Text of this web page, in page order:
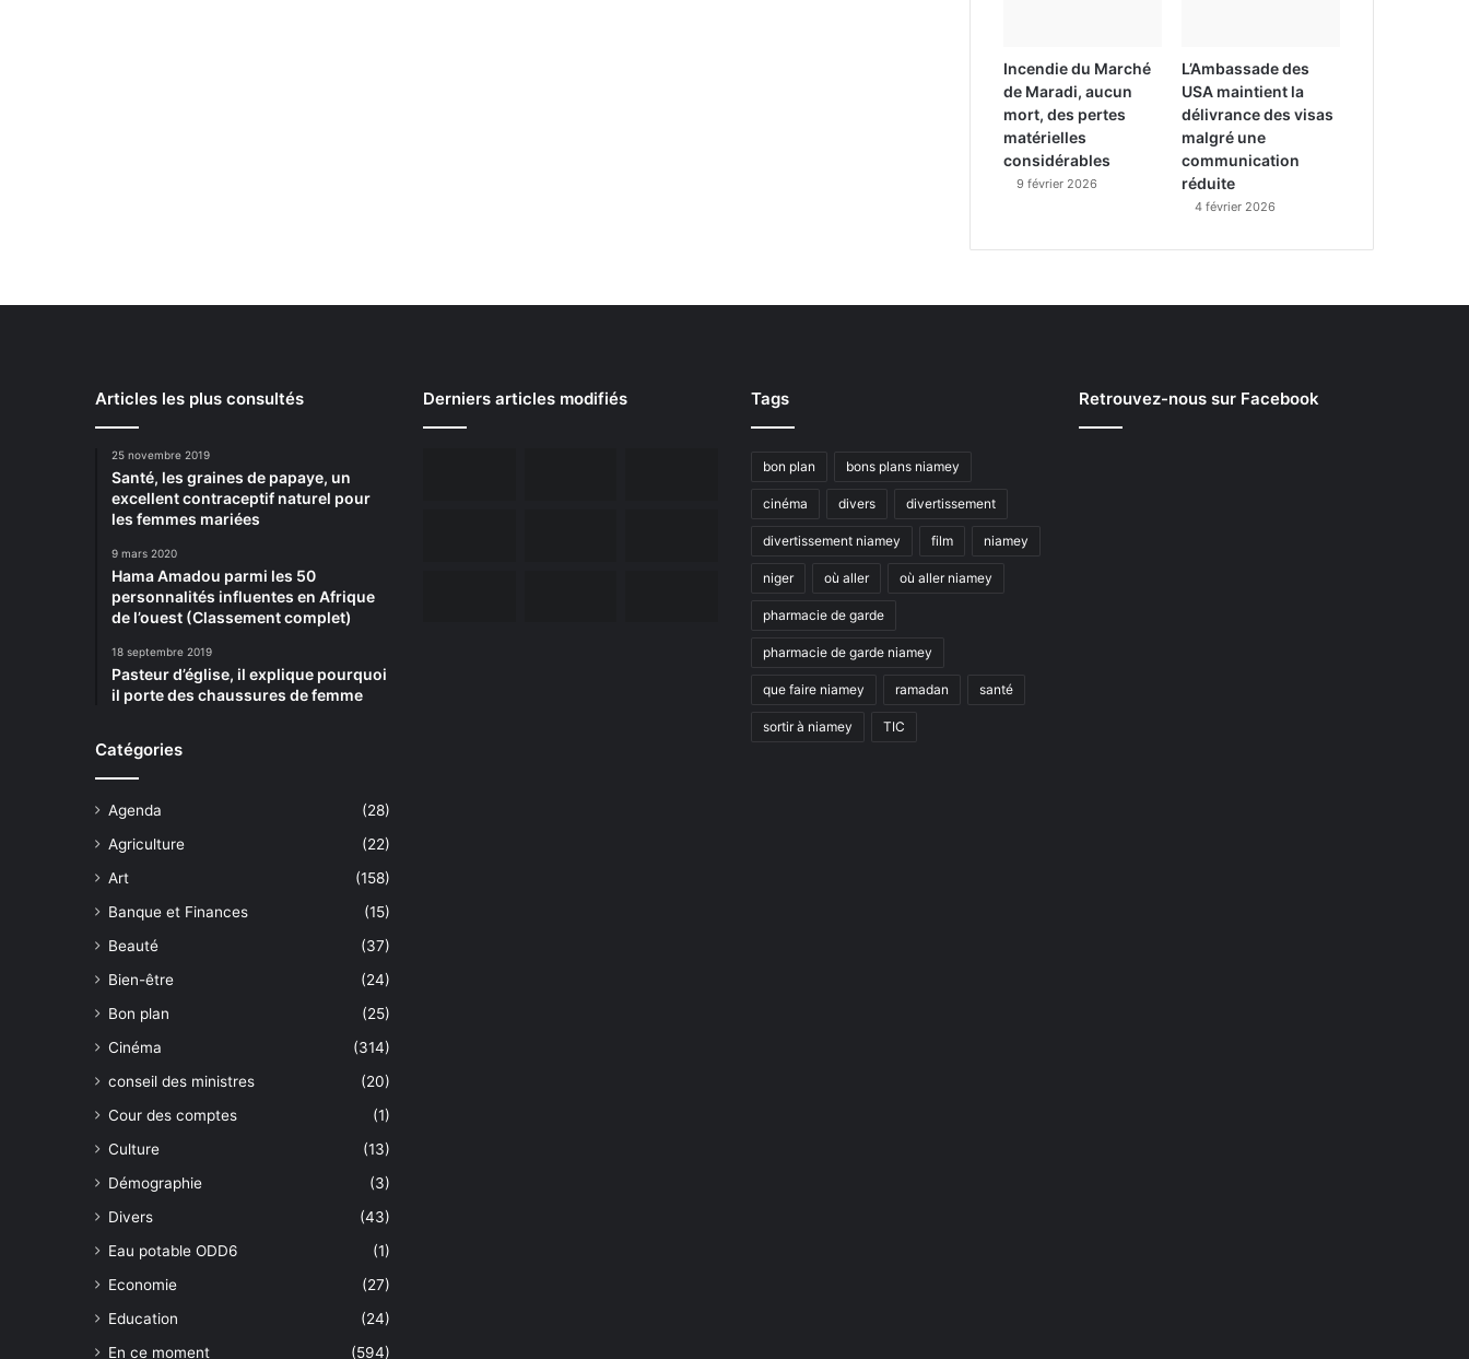
Incendie du Marché
de Maradi, aucun
mort, des pertes
matérielles
considérables
9 février 2026
L’Ambassade des
USA maintient la
délivrance des visas
malgré une
communication
réduite
4 février 2026
Articles les plus consultés
25 novembre 2019
Santé, les graines de papaye, un
excellent contraceptif naturel pour
les femmes mariées
9 mars 2020
Hama Amadou parmi les 50
personnalités influentes en Afrique
de l’ouest (Classement complet)
18 septembre 2019
Pasteur d’église, il explique pourquoi
il porte des chaussures de femme
Catégories
Agenda
(28)
Agriculture
(22)
Art
(158)
Banque et Finances
(15)
Beauté
(37)
Bien-être
(24)
Bon plan
(25)
Cinéma
(314)
conseil des ministres
(20)
Cour des comptes
(1)
Culture
(13)
Démographie
(3)
Divers
(43)
Eau potable ODD6
(1)
Economie
(27)
Education
(24)
En ce moment
(594)
Derniers articles modifiés Tags
bon plan bons plans niamey
cinéma divers divertissement
divertissement niamey film niamey
niger où aller où aller niamey
pharmacie de garde
pharmacie de garde niamey
que faire niamey ramadan santé
sortir à niamey TIC
Retrouvez-nous sur Facebook